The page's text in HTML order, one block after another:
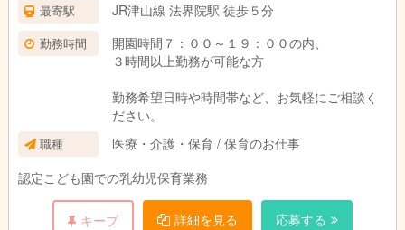
最寄駅 JR津山線 法界院駅 徒歩５分
勤務時間
開園時間７：００～１９：００の内、
３時間以上勤務が可能な方
勤務希望日時や時間帯など、お気軽にご相談く
ださい。
職種
医療・介護・保育 / 保育のお仕事
認定こども園での乳幼児保育業務
キープ 詳細を見る 応募する